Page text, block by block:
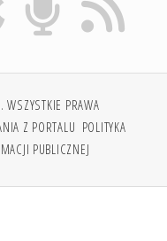
PRAWA
Z PORTALU POLITYKA
PUBLICZNEJ